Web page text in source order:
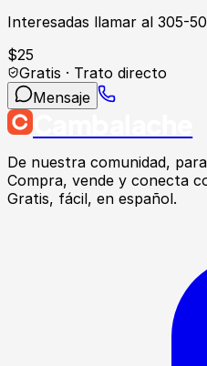
Interesadas llamar al 305-
$25
Gratis · Trato directo
Mensaje
De nuestra comunidad,
Compra, vende y conecta
Gratis, fácil, en español.